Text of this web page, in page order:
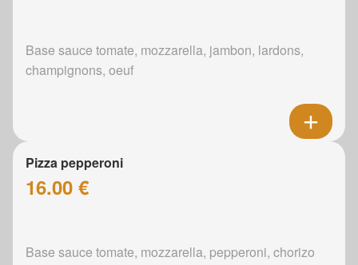
Base sauce tomate, mozzarella, jambon, lardons,
champignons, oeuf
Pizza pepperoni
16.00 €
Base sauce tomate, mozzarella, pepperoni, chorizo